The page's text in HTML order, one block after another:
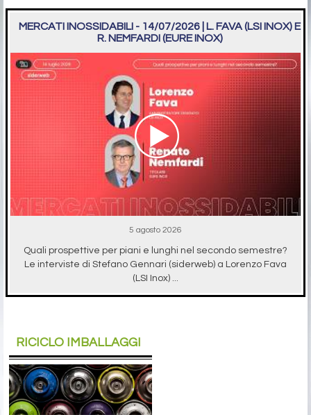
MERCATI INOSSIDABILI - 14/07/2026 | L. FAVA (LSI INOX) E
R. NEMFARDI (EURE INOX)
5 agosto 2026
Quali prospettive per piani e lunghi nel secondo semestre?
Le interviste di Stefano Gennari (siderweb) a Lorenzo Fava
(LSI Inox) ...
RICICLO IMBALLAGGI